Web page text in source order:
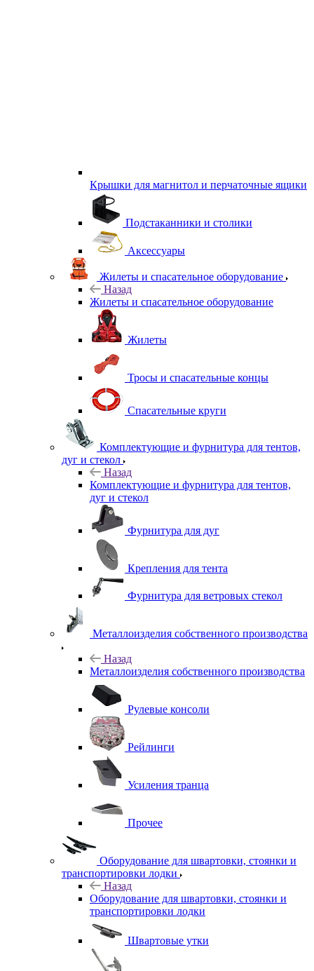
Крышки для магнитол и перчаточные ящики
Подстаканники и столики
Аксессуары
Жилеты и спасательное оборудование
Назад
Жилеты и спасательное оборудование
Жилеты
Тросы и спасательные концы
Спасательные круги
Комплектующие и фурнитура для тентов,
дуг и стекол
Назад
Комплектующие и фурнитура для тентов,
дуг и стекол
Фурнитура для дуг
Крепления для тента
Фурнитура для ветровых стекол
Металлоизделия собственного производства
Назад
Металлоизделия собственного производства
Рулевые консоли
Рейлинги
Усиления транца
Прочее
Оборудование для швартовки, стоянки и
транспортировки лодки
Назад
Оборудование для швартовки, стоянки и
транспортировки лодки
Швартовые утки